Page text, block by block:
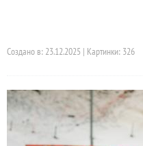
Создано в: 23.12.2025 | Картинки: 326